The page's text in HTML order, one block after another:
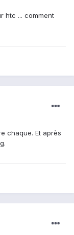
htc ... comment
chaque. Et après